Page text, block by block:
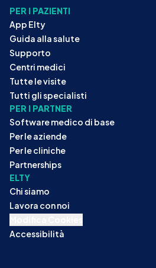
PER I PAZIENTI
App Elty
Guida alla salute
Supporto
Centri medici
Tutte le visite
Tutti gli specialisti
PER I PARTNER
Software medico di base
Per le aziende
Per le cliniche
Partnerships
ELTY
Chi siamo
Lavora con noi
Accessibilità